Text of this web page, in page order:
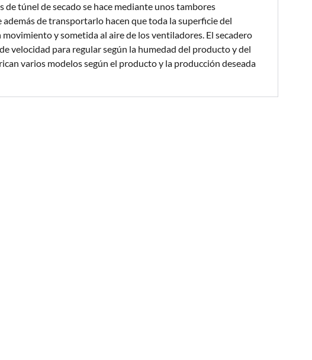
de túnel de secado se hace mediante unos tambores
de transportarlo hacen que toda la superficie del
y sometida al aire de los ventiladores. El secadero
velocidad para regular según la humedad del producto y del
varios modelos según el producto y la producción deseada